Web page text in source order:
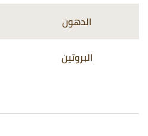
الدهون
البروتين